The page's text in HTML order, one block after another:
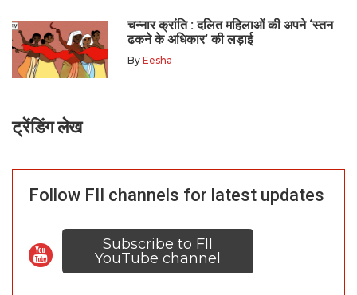
चन्नार क्रांति : दलित महिलाओं की अपने ‘स्तन
ढकने के अधिकार’ की लड़ाई
By Eesha
ट्रेंडिंग लेख
Follow FII channels for latest updates
Subscribe to FII
YouTube channel